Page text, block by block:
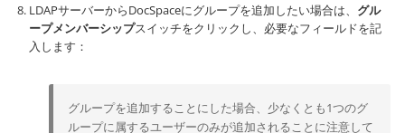
LDAPサーバーからDocSpaceにグループを追加したい場合は、 グル
ープメンバーシップスイッチをクリックし、必要なフィールドを記
入します：
グループを追加することにした場合、少なくとも1つのグ
ループに属するユーザーのみが追加されることに注意して